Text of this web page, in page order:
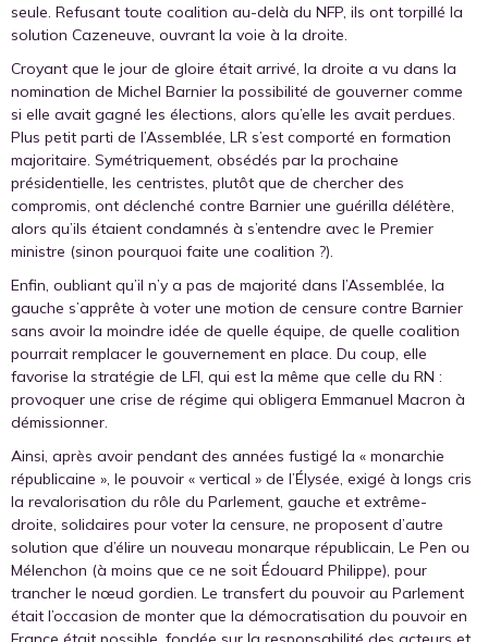
seule. Refusant toute coalition au-delà du NFP, ils ont torpillé la
solution Cazeneuve, ouvrant la voie à la droite.
Croyant que le jour de gloire était arrivé, la droite a vu dans la
nomination de Michel Barnier la possibilité de gouverner comme
si elle avait gagné les élections, alors qu’elle les avait perdues.
Plus petit parti de l’Assemblée, LR s’est comporté en formation
majoritaire. Symétriquement, obsédés par la prochaine
présidentielle, les centristes, plutôt que de chercher des
compromis, ont déclenché contre Barnier une guérilla délétère,
alors qu’ils étaient condamnés à s’entendre avec le Premier
ministre (sinon pourquoi faite une coalition ?).
Enfin, oubliant qu’il n’y a pas de majorité dans l’Assemblée, la
gauche s’apprête à voter une motion de censure contre Barnier
sans avoir la moindre idée de quelle équipe, de quelle coalition
pourrait remplacer le gouvernement en place. Du coup, elle
favorise la stratégie de LFI, qui est la même que celle du RN :
provoquer une crise de régime qui obligera Emmanuel Macron à
démissionner.
Ainsi, après avoir pendant des années fustigé la « monarchie
républicaine », le pouvoir « vertical » de l’Élysée, exigé à longs cris
la revalorisation du rôle du Parlement, gauche et extrême-
droite, solidaires pour voter la censure, ne proposent d’autre
solution que d’élire un nouveau monarque républicain, Le Pen ou
Mélenchon (à moins que ce ne soit Édouard Philippe), pour
trancher le nœud gordien. Le transfert du pouvoir au Parlement
était l’occasion de monter que la démocratisation du pouvoir en